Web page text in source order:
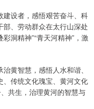
设者，感悟艰苦奋斗、科
部、劳动群众在太行山深处
洞精神”“青天河精神”，激
黄智慧，感悟人水和谐、
、传统文化瑰宝、黄河文化
共生，治理黄河的智慧与